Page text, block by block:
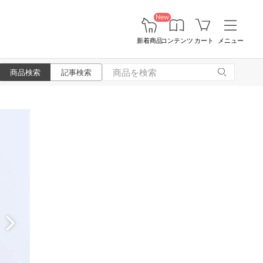
New
新着商品コンテンツ カート メニュー
商品検索 記事検索